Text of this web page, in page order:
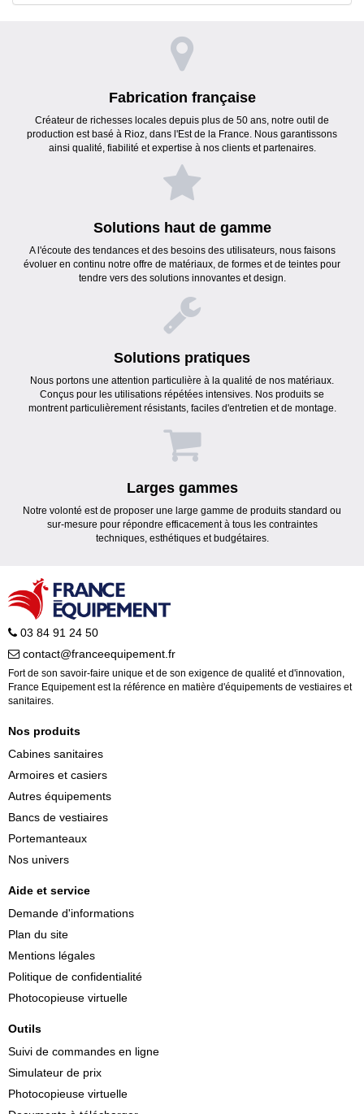
Fabrication française
Créateur de richesses locales depuis plus de 50 ans, notre outil de
production est basé à Rioz, dans l'Est de la France. Nous garantissons
ainsi qualité, fiabilité et expertise à nos clients et partenaires.
Solutions haut de gamme
A l'écoute des tendances et des besoins des utilisateurs, nous faisons
évoluer en continu notre offre de matériaux, de formes et de teintes pour
tendre vers des solutions innovantes et design.
Solutions pratiques
Nous portons une attention particulière à la qualité de nos matériaux.
Conçus pour les utilisations répétées intensives. Nos produits se
montrent particulièrement résistants, faciles d'entretien et de montage.
Larges gammes
Notre volonté est de proposer une large gamme de produits standard ou
sur-mesure pour répondre efficacement à tous les contraintes
techniques, esthétiques et budgétaires.
03 84 91 24 50
contact@franceequipement.fr
Fort de son savoir-faire unique et de son exigence de qualité et d'innovation,
France Equipement est la référence en matière d'équipements de vestiaires et
sanitaires.
Nos produits
Cabines sanitaires
Armoires et casiers
Autres équipements
Bancs de vestiaires
Portemanteaux
Nos univers
Aide et service
Demande d'informations
Plan du site
Mentions légales
Politique de confidentialité
Photocopieuse virtuelle
Outils
Suivi de commandes en ligne
Simulateur de prix
Photocopieuse virtuelle